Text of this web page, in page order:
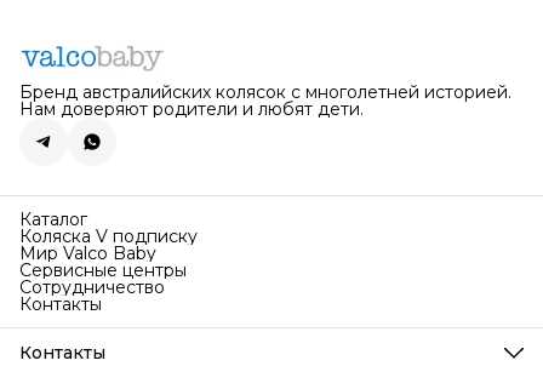
Бренд австралийских колясок с многолетней историей.
Нам доверяют родители и любят дети.
Каталог
Коляска V подписку
Мир Valco Baby
Сервисные центры
Сотрудничество
Контакты
Контакты